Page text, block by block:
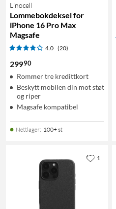
Linocell
Lommebokdeksel for
iPhone 16 Pro Max
Magsafe
4.0 (20)
29990
Rommer tre kredittkort
Beskytt mobilen din mot støt
og riper
Magsafe kompatibel
Nettlager: 100+ st
1